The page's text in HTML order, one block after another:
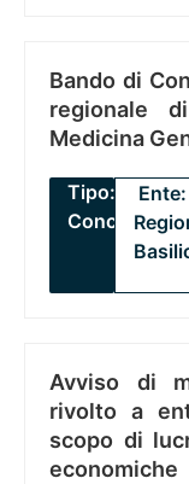
Bando di
regionale
Medicina
Tipo:
Concorsi
Ente:
Avviso di
rivolto a
scopo di